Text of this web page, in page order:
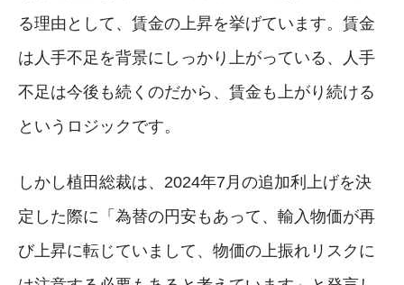
る理由として、賃金の上昇を挙げています。賃金
は人手不足を背景にしっかり上がっている、人手
不足は今後も続くのだから、賃金も上がり続ける
というロジックです。
しかし植田総裁は、2024年7月の追加利上げを決
定した際に「為替の円安もあって、輸入物価が再
び上昇に転じていまして、物価の上振れリスクに